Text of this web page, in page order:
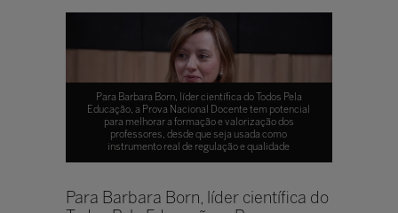
Para Barbara Born, líder científica do Todos Pela
Educação, a Prova Nacional Docente tem potencial
para melhorar a formação e valorização dos
professores, desde que seja usada como
instrumento real de regulação e qualidade
Para Barbara Born, líder científica do